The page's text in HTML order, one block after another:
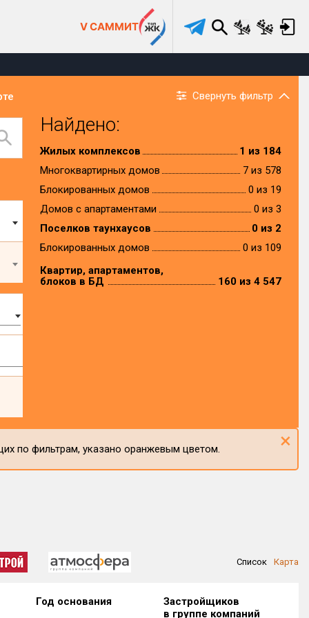
V САММИТ
Свернуть фильтр
Найдено:
Жилых комплексов
1 из 184
Многоквартирных домов
7 из 578
Блокированных домов
0 из 19
Домов с апартаментами
0 из 3
Поселков таунхаусов
0 из 2
Блокированных домов
0 из 109
Квартир, апартаментов,
блоков в БД
160 из 4 547
по фильтрам, указано оранжевым цветом. ×
Список Карта
Год основания
Застройщиков
в группе компаний